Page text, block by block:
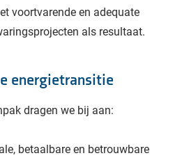
voortvarende en adequate
als resultaat.
energietransitie
dragen we bij aan:
betaalbare en betrouwbare